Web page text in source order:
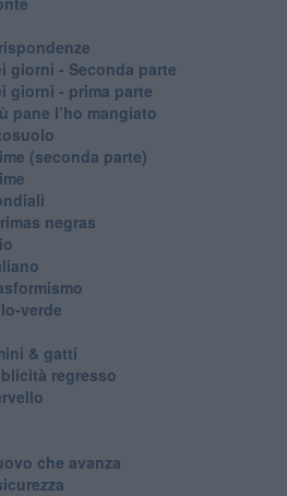
giorni - Seconda parte
giorni - prima parte
pane l’ho mangiato
(seconda parte)
negras
verde
& gatti
regresso
che avanza